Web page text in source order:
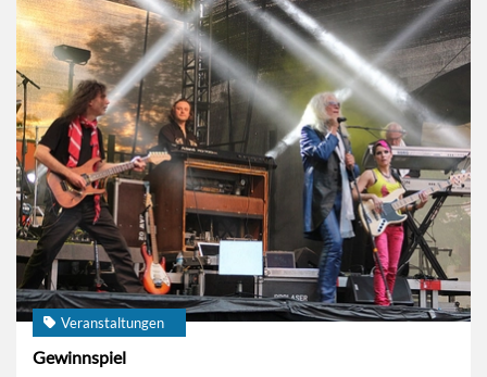
Veranstaltungen
Gewinnspiel